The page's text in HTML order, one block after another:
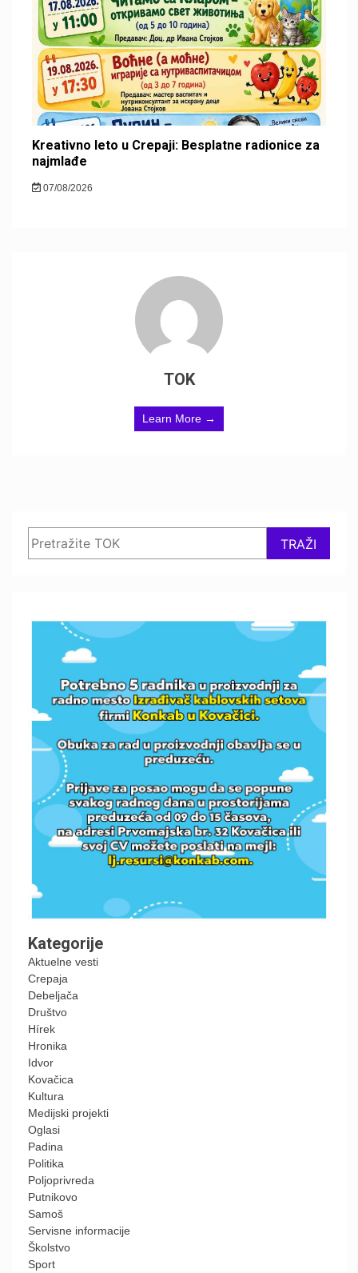
Kreativno leto u Crepaji: Besplatne radionice za
najmlađe
07/08/2026
TOK
Learn More →
TRAŽI
Kategorije
Aktuelne vesti
Crepaja
Debeljača
Društvo
Hírek
Hronika
Idvor
Kovačica
Kultura
Medijski projekti
Oglasi
Padina
Politika
Poljoprivreda
Putnikovo
Samoš
Servisne informacije
Školstvo
Sport